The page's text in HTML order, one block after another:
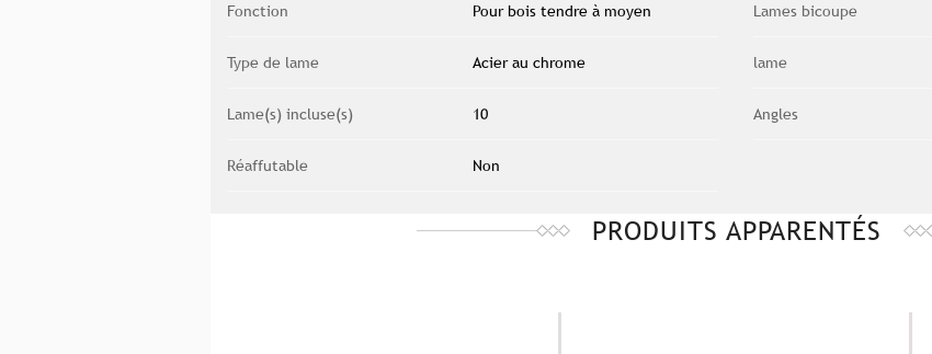
Fonction Pour bois tendre à moyen
Type de lame Acier au chrome
Lame(s) incluse(s) 10
Réaffutable Non
Lames bicoupe
lame
Angles
PRODUITS APPARENTÉS